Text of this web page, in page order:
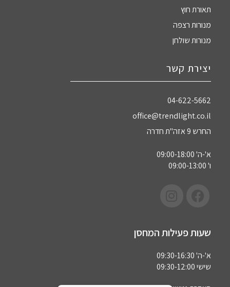
תאורת חוץ
מנורות רצפה
מנורות שולחן
יצירת קשר
04-622-5662‏
office@trendlight.co.il
החרש 9 אזה"ת חדרה
א'-ה' 09:00-18:00
ו' 09:00-13:00
שעות פעילות המחסן
א'-ה' 09:30-16:30
שישי 09:30-12:00